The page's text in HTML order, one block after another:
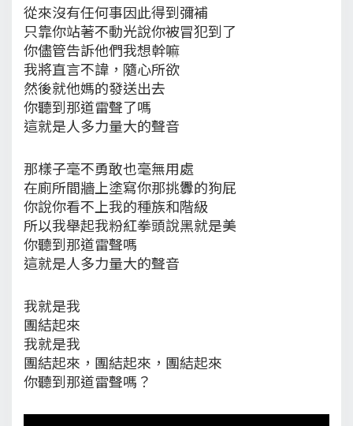
從來沒有任何事因此得到彌補
只靠你站著不動光說你被冒犯到了
你儘管告訴他們我想幹嘛
我將直言不諱，隨心所欲
然後就他媽的發送出去
你聽到那道雷聲了嗎
這就是人多力量大的聲音
那樣子毫不勇敢也毫無用處
在廁所間牆上塗寫你那挑釁的狗屁
你說你看不上我的種族和階級
所以我舉起我粉紅拳頭說黑就是美
你聽到那道雷聲嗎
這就是人多力量大的聲音
我就是我
團結起來
我就是我
團結起來，團結起來，團結起來
你聽到那道雷聲嗎？